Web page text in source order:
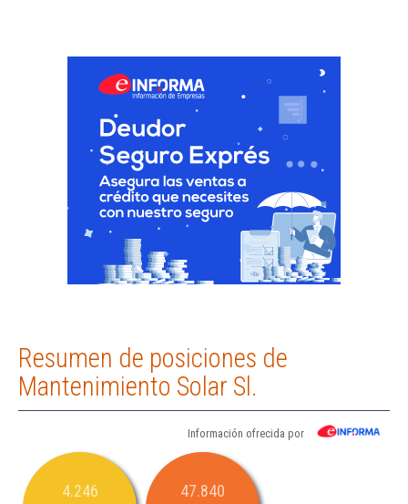
Resumen de posiciones de
Mantenimiento Solar Sl.
Información ofrecida por
4.246 47.840